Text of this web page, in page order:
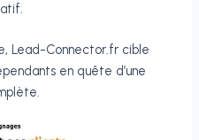
Lead-Connector.fr cible
en quête d’une